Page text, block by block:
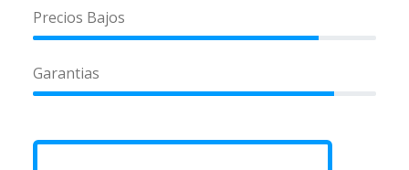
Precios Bajos
Garantias